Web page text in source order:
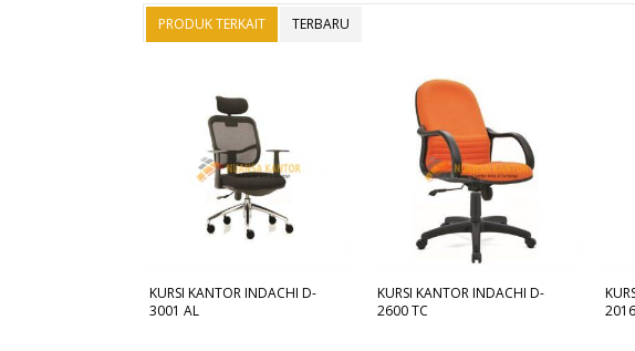
PRODUK TERKAIT TERBARU
KURSI KANTOR INDACHI D-
3001 AL
KURSI KANTOR INDACHI D-
2600 TC